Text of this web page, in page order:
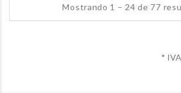
Mostrando 1 – 24 de 77
*